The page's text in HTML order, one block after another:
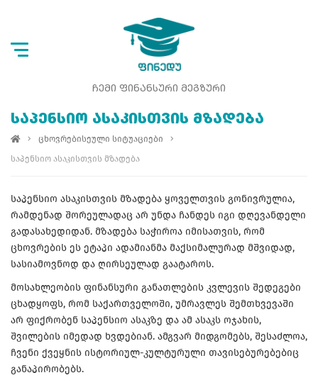
ᲩᲔᲛᲘ ᲤᲘᲜᲐᲜᲡᲣᲠᲘ ᲛᲔᲒᲖᲣᲠᲘ
ᲡᲐᲞᲔᲜᲡᲘᲝ ᲐᲡᲐᲙᲘᲡᲗᲕᲘᲡ ᲛᲖᲐᲓᲔᲑᲐ
ცხოვრებისეული სიტუაციები
საპენსიო ასაკისთვის მზადება
საპენსიო ასაკისთვის მზადება ყოველთვის გონივრულია,
რამდენად შორეულადაც არ უნდა ჩანდეს იგი დღევანდელი
გადასახედიდან. მზადება საჭიროა იმისათვის, რომ
ცხოვრების ეს ეტაპი ადამიანმა მაქსიმალურად მშვიდად,
სასიამოვნოდ და ღირსეულად გაატაროს.
მოსახლეობის ფინანსური განათლების კვლევის შედეგები
ცხადყოფს, რომ საქართველოში, უმრავლეს შემთხვევაში
არ ფიქრობენ საპენსიო ასაკზე და ამ ასაკს ოჯახის,
შვილების იმედად ხვდებიან. ამგვარ მიდგომებს, შესაძლოა,
ჩვენი ქვეყნის ისტორიულ-კულტურული თავისებურებებიც
განაპირობებს.